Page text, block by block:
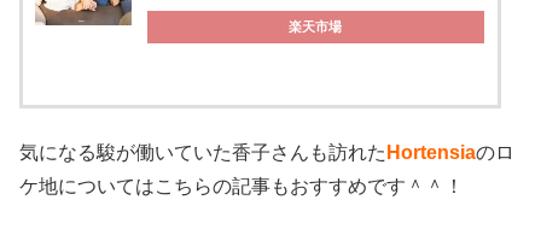
楽天市場
気になる駿が働いていた香子さんも訪れた Hortensiaのロ
ケ地についてはこちらの記事もおすすめです＾＾！